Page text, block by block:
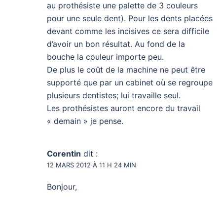
au prothésiste une palette de 3 couleurs
pour une seule dent). Pour les dents placées
devant comme les incisives ce sera difficile
d’avoir un bon résultat. Au fond de la
bouche la couleur importe peu.
De plus le coût de la machine ne peut être
supporté que par un cabinet où se regroupe
plusieurs dentistes; lui travaille seul.
Les prothésistes auront encore du travail
« demain » je pense.
Corentin dit :
12 MARS 2012 À 11 H 24 MIN
Bonjour,